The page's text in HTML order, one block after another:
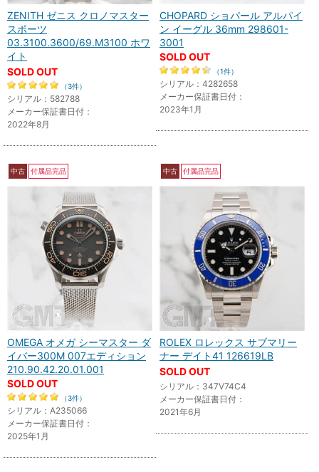
ZENITH ゼニス クロノマスター
スポーツ
03.3100.3600/69.M3100 ホワ
イト
SOLD OUT
（3件）
シリアル：582788
メーカー保証書日付：
2022年8月
CHOPARD ショパール アルパイ
ン イーグル 36mm 298601-
3001
SOLD OUT
（1件）
シリアル：4282658
メーカー保証書日付：
2023年1月
中古 付属品完品
OMEGA オメガ シーマスター ダ
イバー300M 007エディション
210.90.42.20.01.001
SOLD OUT
（3件）
シリアル：A235066
メーカー保証書日付：
2025年1月
中古 付属品完品
ROLEX ロレックス サブマリー
ナー デイト41 126619LB
SOLD OUT
シリアル：347V74C4
メーカー保証書日付：
2021年6月